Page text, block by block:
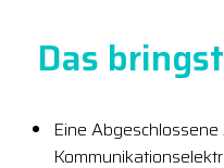
Das
Eine